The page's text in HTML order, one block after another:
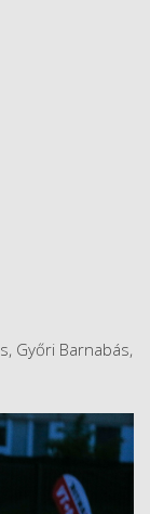
Győri Barnabás,